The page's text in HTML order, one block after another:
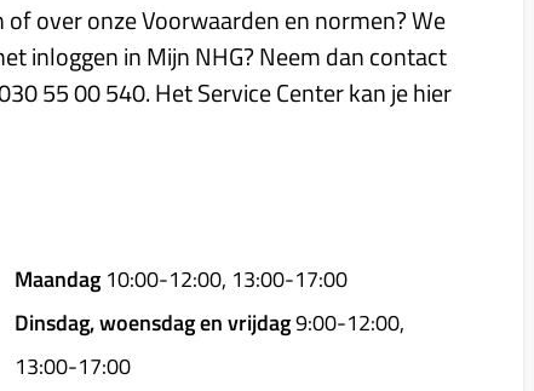
over onze Voorwaarden en normen? We
inloggen in Mijn NHG? Neem dan contact
55 00 540. Het Service Center kan je hier
Maandag10:00-12:00, 13:00-17:00
Dinsdag, woensdag en vrijdag9:00-12:00,
13:00-17:00